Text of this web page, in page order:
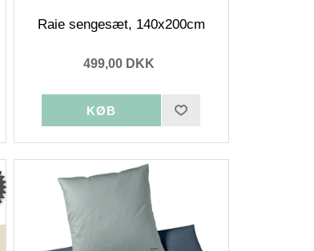
Raie sengesæt, 140x200cm
499,00 DKK